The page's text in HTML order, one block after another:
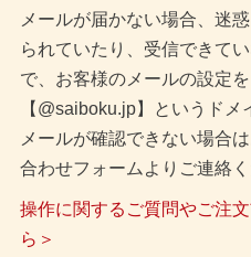
メールが届かない場合、迷
られていたり、受信できて
で、お客様のメールの設定を
【@saiboku.jp】というドメ
メールが確認できない場合
合わせフォームよりご連絡く
操作に関するご質問やご注
ら＞